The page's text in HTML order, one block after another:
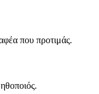
που προτιμάς.